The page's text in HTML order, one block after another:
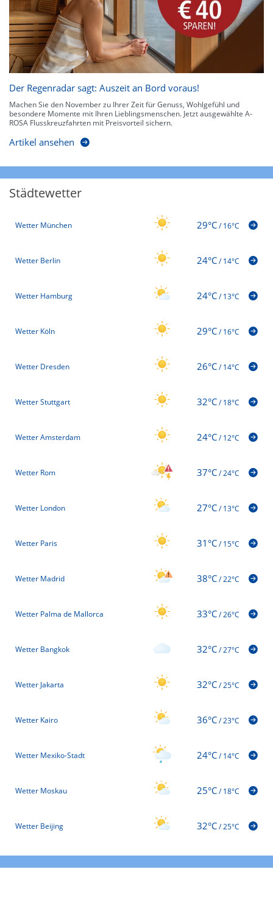
Der Regenradar sagt: Auszeit an Bord voraus!
Machen Sie den November zu Ihrer Zeit für Genuss, Wohlgefühl und
besondere Momente mit Ihren Lieblingsmenschen. Jetzt ausgewählte A-
ROSA Flusskreuzfahrten mit Preisvorteil sichern.
Artikel ansehen
Städtewetter
Wetter München 29°C/16°C
Wetter Berlin 24°C/14°C
Wetter Hamburg 24°C/13°C
Wetter Köln 29°C/16°C
Wetter Dresden 26°C/14°C
Wetter Stuttgart 32°C/18°C
Wetter Amsterdam 24°C/12°C
Wetter Rom 37°C/24°C
Wetter London 27°C/13°C
Wetter Paris 31°C/15°C
Wetter Madrid 38°C/22°C
Wetter Palma de Mallorca 33°C/26°C
Wetter Bangkok 32°C/27°C
Wetter Jakarta 32°C/25°C
Wetter Kairo 36°C/23°C
Wetter Mexiko-Stadt 24°C/14°C
Wetter Moskau 25°C/18°C
Wetter Beijing 32°C/25°C